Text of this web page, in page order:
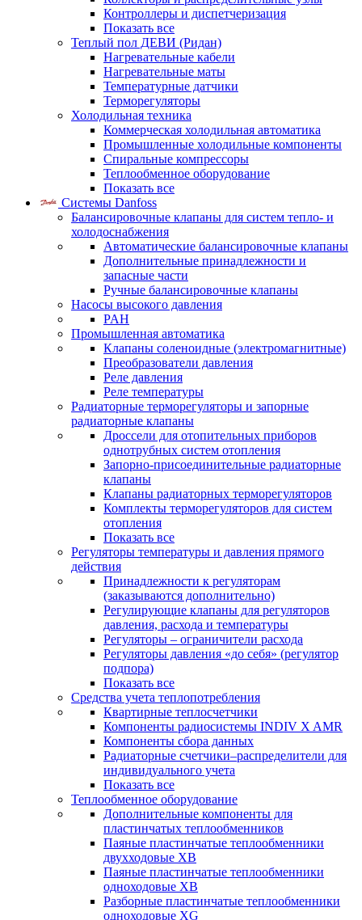
Контроллеры и диспетчеризация
Показать все
Теплый пол ДЕВИ (Ридан)
Нагревательные кабели
Нагревательные маты
Температурные датчики
Терморегуляторы
Холодильная техника
Коммерческая холодильная автоматика
Промышленные холодильные компоненты
Спиральные компрессоры
Теплообменное оборудование
Показать все
Системы Danfoss
Балансировочные клапаны для систем тепло- и
холодоснабжения
Автоматические балансировочные клапаны
Дополнительные принадлежности и
запасные части
Ручные балансировочные клапаны
Насосы высокого давления
PAH
Промышленная автоматика
Клапаны соленоидные (электромагнитные)
Преобразователи давления
Реле давления
Реле температуры
Радиаторные терморегуляторы и запорные
радиаторные клапаны
Дроссели для отопительных приборов
однотрубных систем отопления
Запорно-присоединительные радиаторные
клапаны
Клапаны радиаторных терморегуляторов
Комплекты терморегуляторов для систем
отопления
Показать все
Регуляторы температуры и давления прямого
действия
Принадлежности к регуляторам
(заказываются дополнительно)
Регулирующие клапаны для регуляторов
давления, расхода и температуры
Регуляторы – ограничители расхода
Регуляторы давления «до себя» (регулятор
подпора)
Показать все
Средства учета теплопотребления
Квартирные теплосчетчики
Компоненты радиосистемы INDIV X AMR
Компоненты сбора данных
Радиаторные счетчики–распределители для
индивидуального учета
Показать все
Теплообменное оборудование
Дополнительные компоненты для
пластинчатых теплообменников
Паяные пластинчатые теплообменники
двухходовые XB
Паяные пластинчатые теплообменники
одноходовые ХВ
Разборные пластинчатые теплообменники
одноходовые ХG